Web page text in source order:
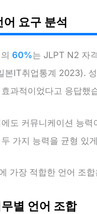
요구 분석
60%는 JLPT N2 자
본IT취업통계 2023).
과적이었다고 응답했
도 커뮤니케이션 능
가지 능력을 균형 있
가장 적합한 언어 조
별 언어 조합